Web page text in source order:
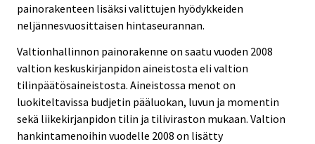
painorakenteen lisäksi valittujen hyödykkeiden
neljännesvuosittaisen hintaseurannan.
Valtionhallinnon painorakenne on saatu vuoden 2008
valtion keskuskirjanpidon aineistosta eli valtion
tilinpäätösaineistosta. Aineistossa menot on
luokiteltavissa budjetin pääluokan, luvun ja momentin
sekä liikekirjanpidon tilin ja tiliviraston mukaan. Valtion
hankintamenoihin vuodelle 2008 on lisätty